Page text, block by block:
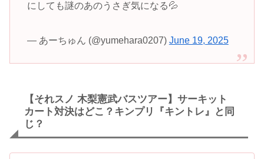
にしても謎のあのうさぎ気になる💦
— あーちゅん (@yumehara0207) June 19, 2025
【それスノ 木梨憲武バスツアー】サーキット
カート対決はどこ？キンプリ『キントレ』と同
じ？